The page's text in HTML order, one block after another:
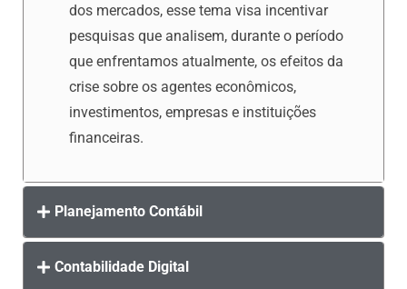
dos mercados, esse tema visa incentivar
pesquisas que analisem, durante o período
que enfrentamos atualmente, os efeitos da
crise sobre os agentes econômicos,
investimentos, empresas e instituições
financeiras.
Planejamento Contábil
Contabilidade Digital